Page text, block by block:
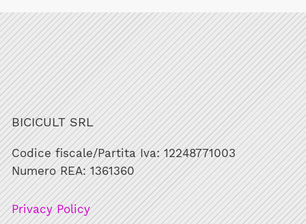
BICICULT SRL
Codice fiscale/Partita Iva: 12248771003
Numero REA: 1361360
Privacy Policy